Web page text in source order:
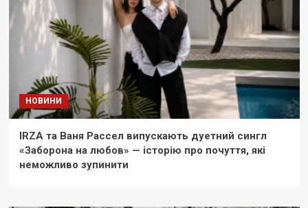
НОВИНИ
IRZA та Ваня Рассел випускають дуетний сингл
«Заборона на любов» — історію про почуття, які
неможливо зупинити